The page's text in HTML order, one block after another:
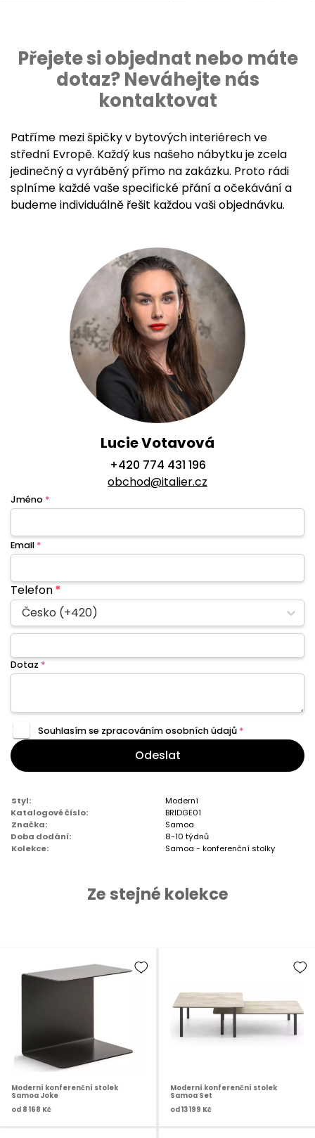
Přejete si objednat nebo máte
dotaz? Neváhejte nás
kontaktovat
Patříme mezi špičky v bytových interiérech ve
střední Evropě. Každý kus našeho nábytku je zcela
jedinečný a vyráběný přímo na zakázku. Proto rádi
splníme každé vaše specifické přání a očekávání a
budeme individuálně řešit každou vaši objednávku.
Lucie Votavová
+420 774 431 196
obchod@italier.cz
Jméno *
Email *
Telefon*
Česko (+420)
Dotaz *
Souhlasím se zpracovánímosobních údajů *
Odeslat
Styl:
Moderní
Katalogové číslo:
BRIDGE01
Značka:
Samoa
Doba dodání:
8-10 týdnů
Kolekce:
Samoa - konferenční stolky
Ze stejné kolekce
Moderní konferenční stolek
Samoa Joke
od 8 168 Kč
Moderní konferenční stolek
Samoa Set
od 13 199 Kč